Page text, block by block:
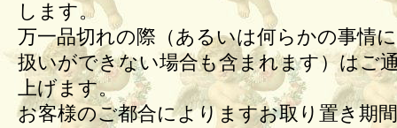
します。
万一品切れの際（あるいは何らかの事情
扱いができない場合も含まれます）はご
上げます。
お客様のご都合によりますお取り置き期